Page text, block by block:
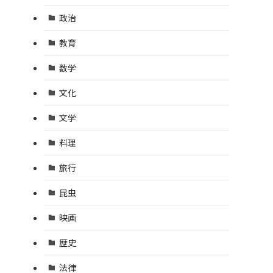
政治
教育
数学
文化
文学
料理
旅行
昆虫
映画
歴史
法律